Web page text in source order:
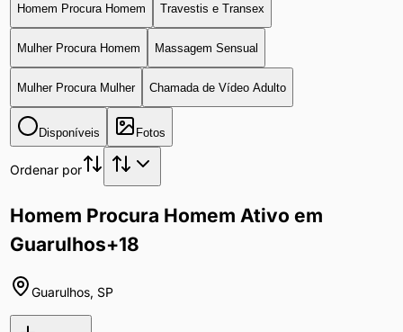
Homem Procura Homem Travestis e Transex
Mulher Procura Homem Massagem Sensual
Mulher Procura Mulher Chamada de Vídeo Adulto
Disponíveis Fotos
Ordenar por
Homem Procura Homem Ativo em
Guarulhos+18
Guarulhos, SP